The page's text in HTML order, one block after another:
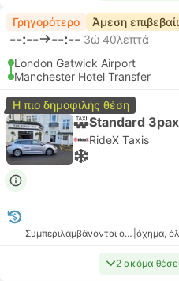
Γρηγορότερο Άμεση
--:-- --:-- 3ώ 40λεπτά
London Gatwick Airport
Manchester Hotel Transfer
Η πιο δημοφιλής θέση
Standard
RideX Taxis
Συμπεριλαμβάνονται οι φόροι
2 ακόμα